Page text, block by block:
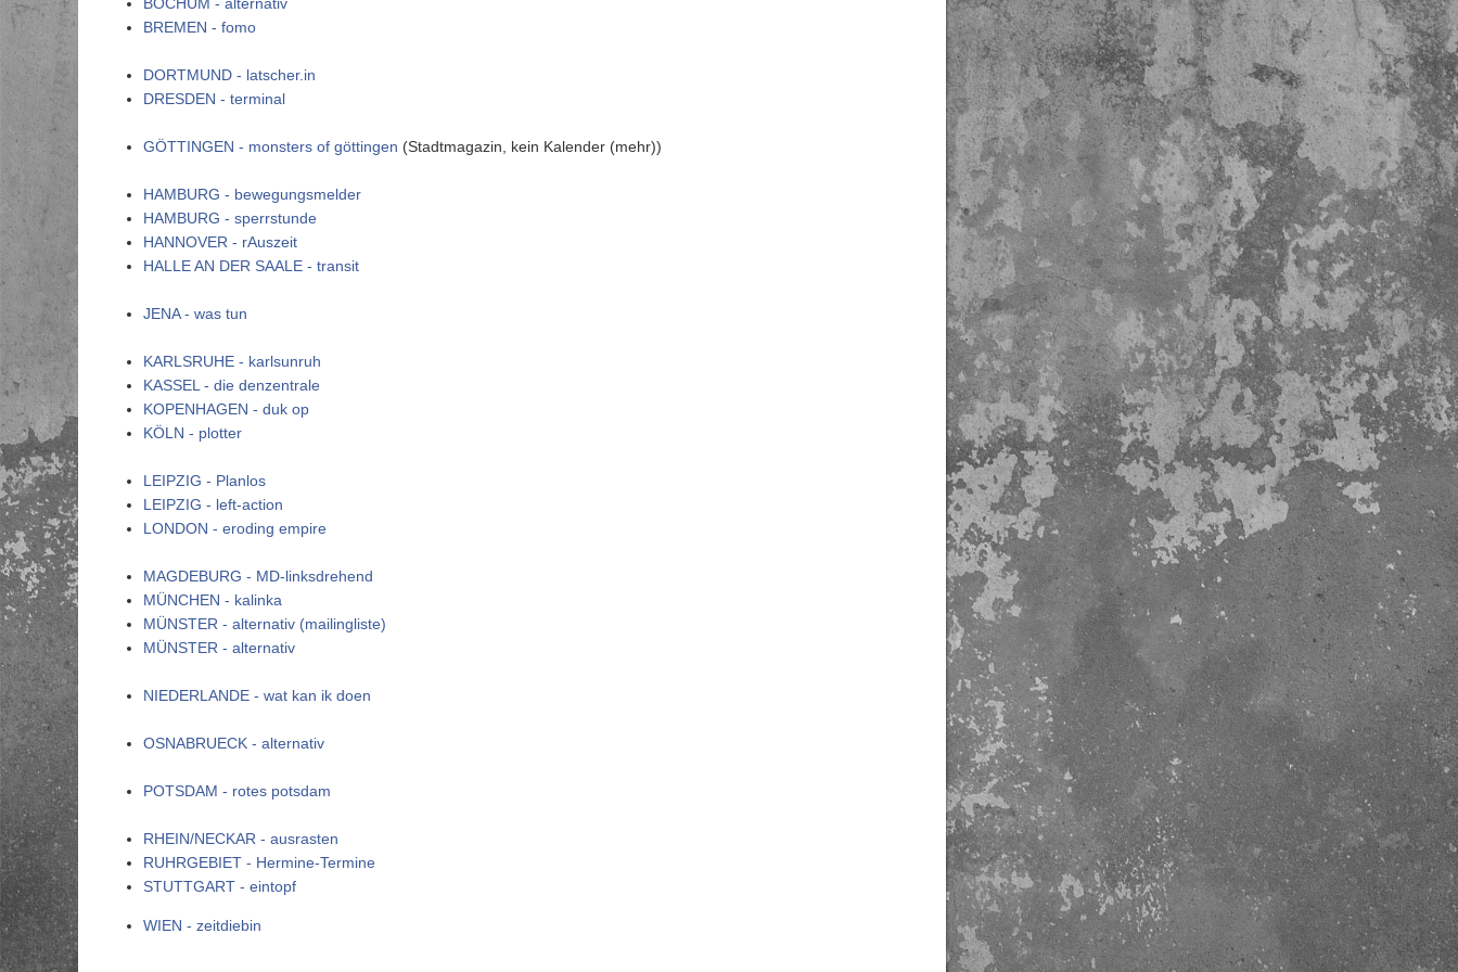
BREMEN - fomo
DORTMUND - latscher.in
DRESDEN - terminal
GÖTTINGEN - monsters of göttingen (Stadtmagazin, kein Kalender (mehr))
HAMBURG - bewegungsmelder
HAMBURG - sperrstunde
HANNOVER - rAuszeit
HALLE AN DER SAALE - transit
JENA - was tun
KARLSRUHE - karlsunruh
KASSEL - die denzentrale
KOPENHAGEN - duk op
KÖLN - plotter
LEIPZIG - Planlos
LEIPZIG - left-action
LONDON - eroding empire
MAGDEBURG - MD-linksdrehend
MÜNCHEN - kalinka
MÜNSTER - alternativ (mailingliste)
MÜNSTER - alternativ
NIEDERLANDE - wat kan ik doen
OSNABRUECK - alternativ
POTSDAM - rotes potsdam
RHEIN/NECKAR - ausrasten
RUHRGEBIET - Hermine-Termine
STUTTGART - eintopf
WIEN - zeitdiebin